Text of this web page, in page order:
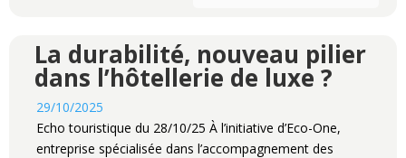
La durabilité, nouveau pilier
dans l’hôtellerie de luxe ?
29/10/2025
Echo touristique du 28/10/25 À l’initiative d’Eco-One,
entreprise spécialisée dans l’accompagnement des